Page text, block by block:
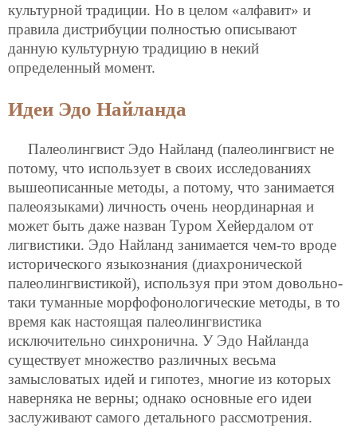
культурной традиции. Но в целом «алфавит» и
правила дистрибуции полностью описывают
данную культурную традицию в некий
определенный момент.
Идеи Эдо Найланда
Палеолингвист Эдо Найланд (палеолингвист не
потому, что использует в своих исследованиях
вышеописанные методы, а потому, что занимается
палеоязыками) личность очень неординарная и
может быть даже назван Туром Хейердалом от
лигвистики. Эдо Найланд занимается чем-то вроде
исторического языкознания (диахронической
палеолингвистикой), используя при этом довольно-
таки туманные морфофонологические методы, в то
время как настоящая палеолингвистика
исключительно синхронична. У Эдо Найланда
существует множество различных весьма
замысловатых идей и гипотез, многие из которых
наверняка не верны; однако основные его идеи
заслуживают самого детального рассмотрения.